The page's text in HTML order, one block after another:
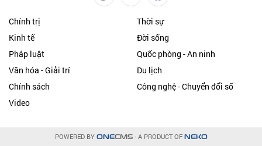
Chính trị
Thời sự
Kinh tế
Đời sống
Pháp luật
Quốc phòng - An ninh
Văn hóa - Giải trí
Du lịch
Chính sách
Công nghệ - Chuyển đổi số
Video
POWERED BY ONECMS- A PRODUCT OF NEKO